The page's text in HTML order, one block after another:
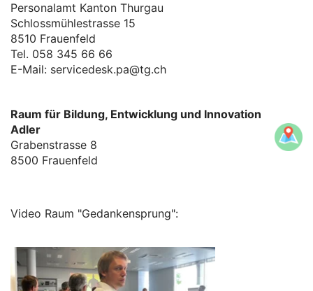
Personalamt Kanton Thurgau
Schlossmühlestrasse 15
8510 Frauenfeld
Tel. 058 345 66 66
E-Mail: servicedesk.pa@tg.ch
Raum für Bildung, Entwicklung und Innovation
Adler
Grabenstrasse 8
8500 Frauenfeld
Video Raum "Gedankensprung":